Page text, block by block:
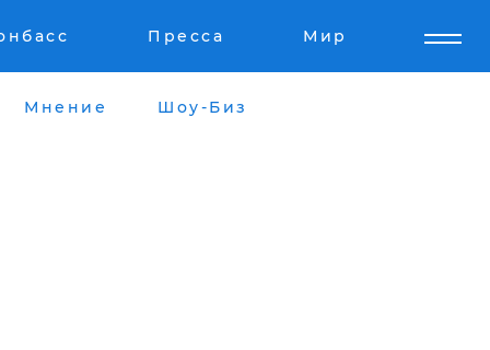
Пресса Мир
Мнение Шоу-Биз